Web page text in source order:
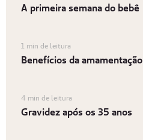
A primeira semana do bebê
1 min de leitura
Benefícios da amamentação
4 min de leitura
Gravidez após os 35 anos